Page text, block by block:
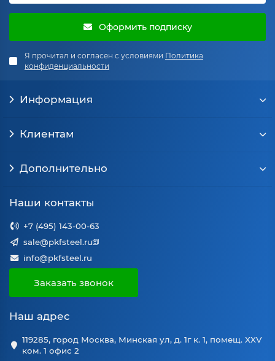
Оформить подписку
Я прочитал и согласен с условиями Политика
конфиденциальности
Информация
Клиентам
Дополнительно
Наши контакты
+7 (495) 143-00-63
sale@pkfsteel.ru
info@pkfsteel.ru
Заказать звонок
Наш адрес
119285, город Москва, Минская ул, д. 1г к. 1, помещ. XXV
ком. 1 офис 2